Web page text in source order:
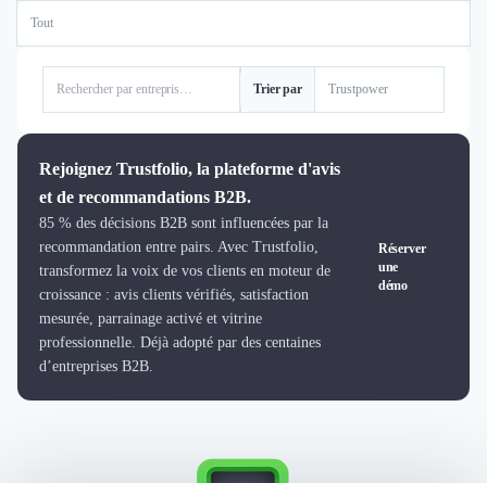
Solutions pour CSE
Marketing Digital
Inbound Marketing
Image de Marque & Branding
Relations Presse et Publiques
Prospection Commerciale
Production Vidéo
Goodies et Cadeaux d'affaires
Événementiel
Strategie Marketing et Positionnement
Search Engine Advertising (SEA)
Social Ads
Search Engine Optimisation (SEO)
Social Media
Trier par
Rejoignez Trustfolio, la plateforme d'avis
et de recommandations B2B.
85 % des décisions B2B sont influencées par la
recommandation entre pairs. Avec Trustfolio,
transformez la voix de vos clients en moteur de
croissance : avis clients vérifiés, satisfaction
mesurée, parrainage activé et vitrine
professionnelle. Déjà adopté par des centaines
d’entreprises B2B.
Réserver
une
démo